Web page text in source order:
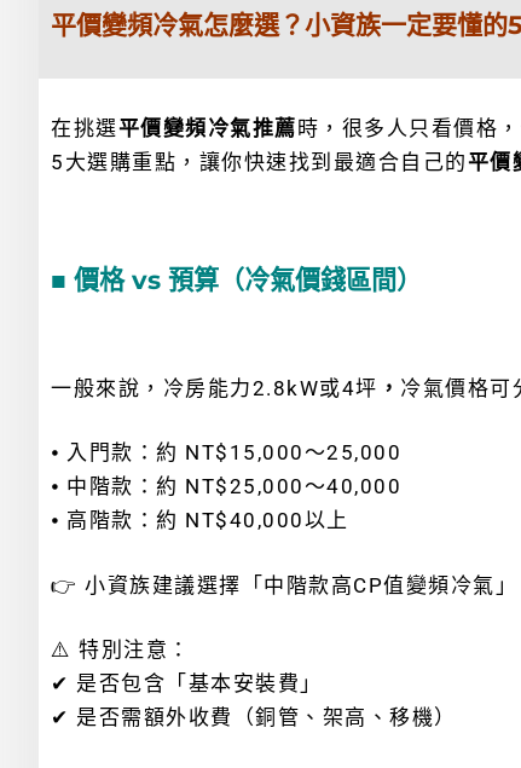
平價變頻冷氣怎麼選？小資族一定要懂的
在挑選平價變頻冷氣推薦 時，很多人只看價格
5大選購重點，讓你快速找到最適合自己的平價
■ 價格 vs 預算（冷氣價錢區間）
一般來說，冷房能力2.8kW或4坪 ， 冷氣價格可
⦁ 入門款：約 NT$15,000～25,000
⦁ 中階款：約 NT$25,000～40,000
⦁ 高階款：約 NT$40,000以上
👉 小資族建議選擇「中階款高CP值變頻冷氣」
⚠️ 特別注意：
✔ 是否包含「基本安裝費」
✔ 是否需額外收費（銅管、架高、移機）